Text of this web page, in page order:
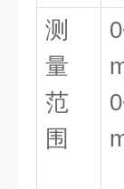
测
量
范
围